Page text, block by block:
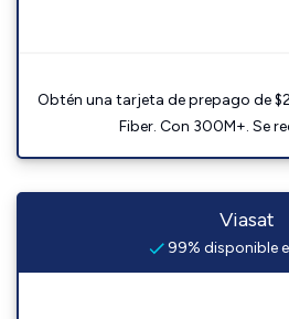
Obtén una tarjeta de prepago de
Fiber. Con 300M+. Se
Viasat
99% disponible